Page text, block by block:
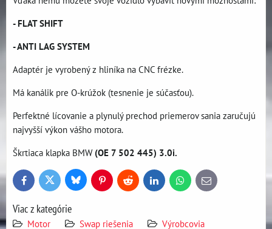
- FLAT SHIFT
- ANTI LAG SYSTEM
Adaptér je vyrobený z hliníka na CNC frézke.
Má kanálik pre O-krúžok (tesnenie je súčasťou).
Perfektné lícovanie a plynulý prechod priemerov sania zaručujú
najvyšší výkon vášho motora.
Škrtiaca klapka BMW (OE 7 502 445) 3.0i.
FacebookTwitter BlueskyPinterestReddit LinkedInWhatsApp
E-
mail
Viac z kategórie
Motor Swap riešenia
Výrobcovia